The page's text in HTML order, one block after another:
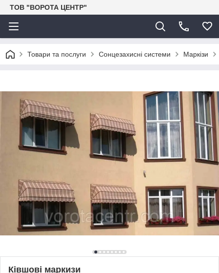
ТОВ "ВОРОТА ЦЕНТР"
Товари та послуги Сонцезахисні системи Маркізи
Ківшові маркизи